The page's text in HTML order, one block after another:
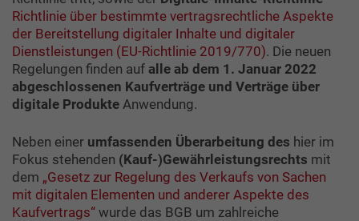
Richtlinie über bestimmte vertragsrechtliche Aspekte
der Bereitstellung digitaler Inhalte und digitaler
Dienstleistungen (EU-Richtlinie 2019/770). Die neuen
Regelungen finden auf alle ab dem 1. Januar 2022
abgeschlossenen Kaufverträge und Verträge über
digitale Produkte Anwendung.
Neben einer umfassenden Überarbeitung des hier im
Fokus stehenden (Kauf-)Gewährleistungsrechts mit
dem „Gesetz zur Regelung des Verkaufs von Sachen
mit digitalen Elementen und anderer Aspekte des
Kaufvertrags“ wurde das BGB um zahlreiche